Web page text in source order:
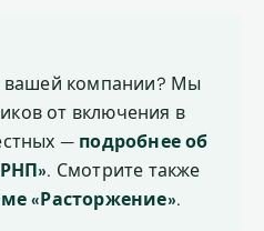
вашей компании? Мы
от включения в
— подробнее об
. Смотрите также
«Расторжение».